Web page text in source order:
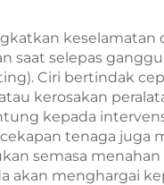
saat selepas
Ciri bertindak
kerosakan
kepada
tenaga juga
semasa
akan menghargai